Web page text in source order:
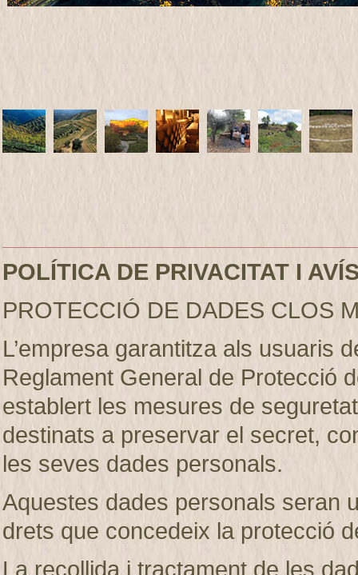
POLÍTICA DE PRIVACITAT I
PROTECCIÓ DE DADES CLOS
L’empresa garantitza als usuaris
Reglament General de Protecció
establert les mesures de
destinats a preservar el secret,
les seves dades personals.
Aquestes dades personals seran
drets que concedeix la protecció
La recollida i tractament de les